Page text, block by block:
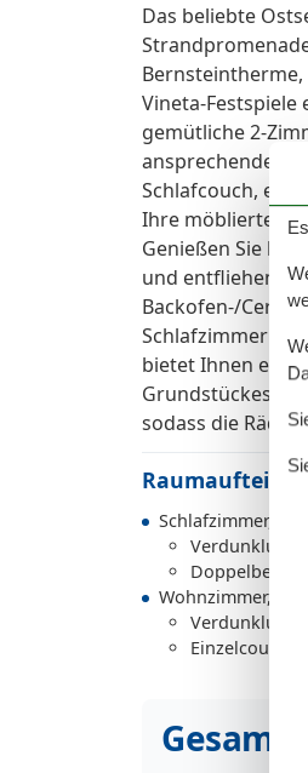
Das beliebte
Bernsteintherme,
Vineta-
gemütliche 2-
ansprechende
Schlafcouch,
Ihre möblierte
Genießen Sie
und entfliehen
Backofen-/
Schlafzimmer
bietet Ihnen eine
Grundstückes.
sodass die
Schlafzimmer, 2
Doppelbett
Wohnzimmer, 1
Einzelcouch